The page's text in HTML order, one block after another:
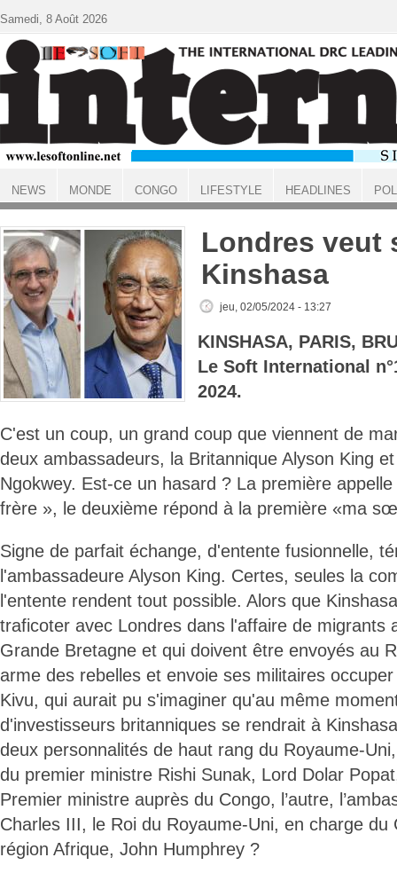
ACCUEIL
Londres veut
Kinshasa
jeu, 02/05/2024 - 13:27
KINSHASA, PARIS,
Le Soft International
2024.
C'est un coup, un grand coup que viennent de
deux ambassadeurs, la Britannique Alyson King
Ngokwey. Est-ce un hasard ? La première
frère », le deuxième répond à la première «ma
Signe de parfait échange, d'entente fusionnelle,
l'ambassadeure Alyson King. Certes, seules la
l'entente rendent tout possible. Alors que
traficoter avec Londres dans l'affaire de migrants
Grande Bretagne et qui doivent être envoyés au
arme des rebelles et envoie ses militaires
Kivu, qui aurait pu s'imaginer qu'au même
d'investisseurs britanniques se rendrait à
deux personnalités de haut rang du Royaume-
du premier ministre Rishi Sunak, Lord Dolar
Premier ministre auprès du Congo, l’autre,
Charles III, le Roi du Royaume-Uni, en charge du
région Afrique, John Humphrey ?
Samedi, 8 Août 2026
NEWS MONDE CONGO LIFESTYLE HEADLINES